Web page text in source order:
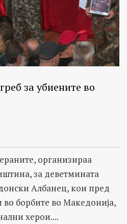
за убиените во
организираа
за деветмината
Албанец, кои пред
борбите во Македонија,
херои....